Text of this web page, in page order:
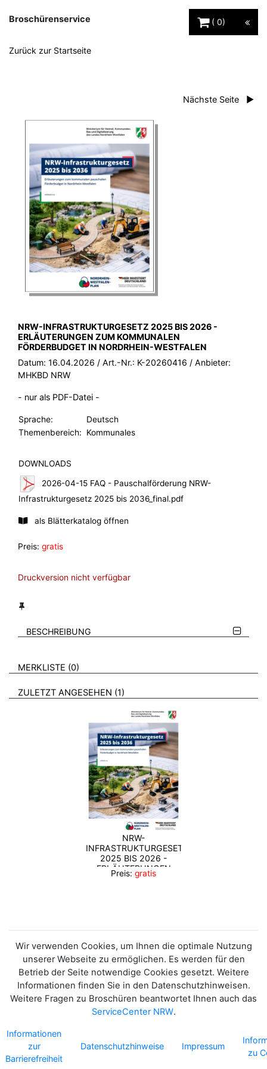
Broschürenservice
0
Zurück zur Startseite
Nächste Seite
BROSCHÜRE:
NRW-INFRASTRUKTURGESETZ 2025 BIS 2026 -
ERLÄUTERUNGEN ZUM KOMMUNALEN
FÖRDERBUDGET IN NORDRHEIN-WESTFALEN
Datum: 16.04.2026 / Art.-Nr.: K-20260416 / Anbieter:
MHKBD NRW
- nur als PDF-Datei -
Sprache:
Deutsch
Themenbereich:
Kommunales
DOWNLOADS
2026-04-15 FAQ - Pauschalförderung NRW-
Infrastrukturgesetz 2025 bis 2036_final.pdf
als Blätterkatalog öffnen
Preis: gratis
Druckversion nicht verfügbar
BESCHREIBUNG
VERWEISE AUF VERMERKTE- ODER ZULETZT ANGESEHENE
MERKLISTE 0 BROSCHÜREN
ZULETZT ANGESEHEN 1 BROSCHÜREN
NRW-
INFRASTRUKTURGESETZ
2025 BIS 2026 -
ERLÄUTERUNGEN
ZUM KOMMUNALEN
Preis: gratis
Wir verwenden Cookies, um Ihnen die optimale Nutzung
unserer Webseite zu ermöglichen. Es werden für den
Betrieb der Seite notwendige Cookies gesetzt. Weitere
Informationen finden Sie in den Datenschutzhinweisen.
Weitere Fragen zu Broschüren beantwortet Ihnen auch das
ServiceCenter NRW.
Informationen
zur
Barrierefreiheit
Datenschutzhinweise Impressum
zu